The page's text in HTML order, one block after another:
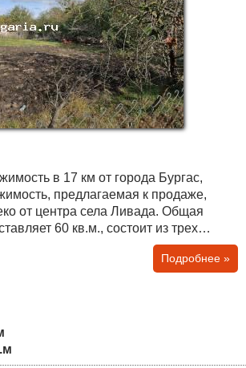
в 17 км от города Бургас,
центра села Ливада. Общая
60 кв.м., состоит из трех
ремонте или в сносе.
на воду, а на электричество нет, но
2-3 месяца можно открыть лицевой
Подробнее »